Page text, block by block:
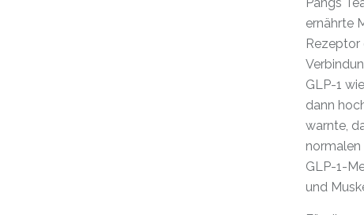
ernährte
Rezeptor
GLP-1
dann
warnte,
normalen
GLP-1-
und